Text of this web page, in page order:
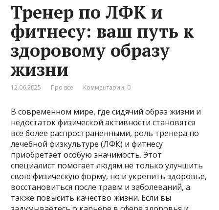
Тренер по ЛФК и
фитнесу: ваш путь к
здоровому образу
жизни
12.06.2025 Про все Комментарии: 0
В современном мире, где сидячий образ жизни и
недостаток физической активности становятся
все более распространенными, роль тренера по
лечебной физкультуре (ЛФК) и фитнесу
приобретает особую значимость. Этот
специалист помогает людям не только улучшить
свою физическую форму, но и укрепить здоровье,
восстановиться после травм и заболеваний, а
также повысить качество жизни. Если вы